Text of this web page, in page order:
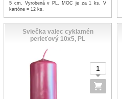
5 cm. Vyrobená v PL. MOC je za 1 ks. V
kartóne = 12 ks.
Sviečka valec cyklamén
perleťový 10x5, PL